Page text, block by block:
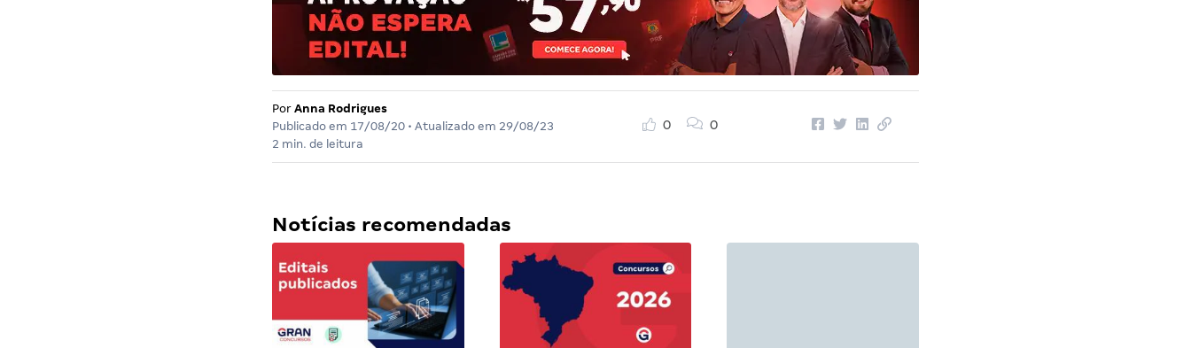
Por Anna Rodrigues
Publicado em 17/08/20• Atualizado em 29/08/23
2 min. de leitura
0 0
Notícias recomendadas